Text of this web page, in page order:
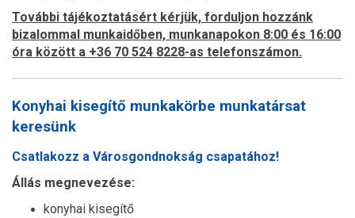
További tájékoztatásért kérjük, forduljon hozzánk
bizalommal munkaidőben, munkanapokon 8:00 és 16:00
óra között a +36 70 524 8228-as telefonszámon.
Konyhai kisegítő munkakörbe munkatársat
keresünk
Csatlakozz a Városgondnokság csapatához!
Állás megnevezése:
konyhai kisegítő